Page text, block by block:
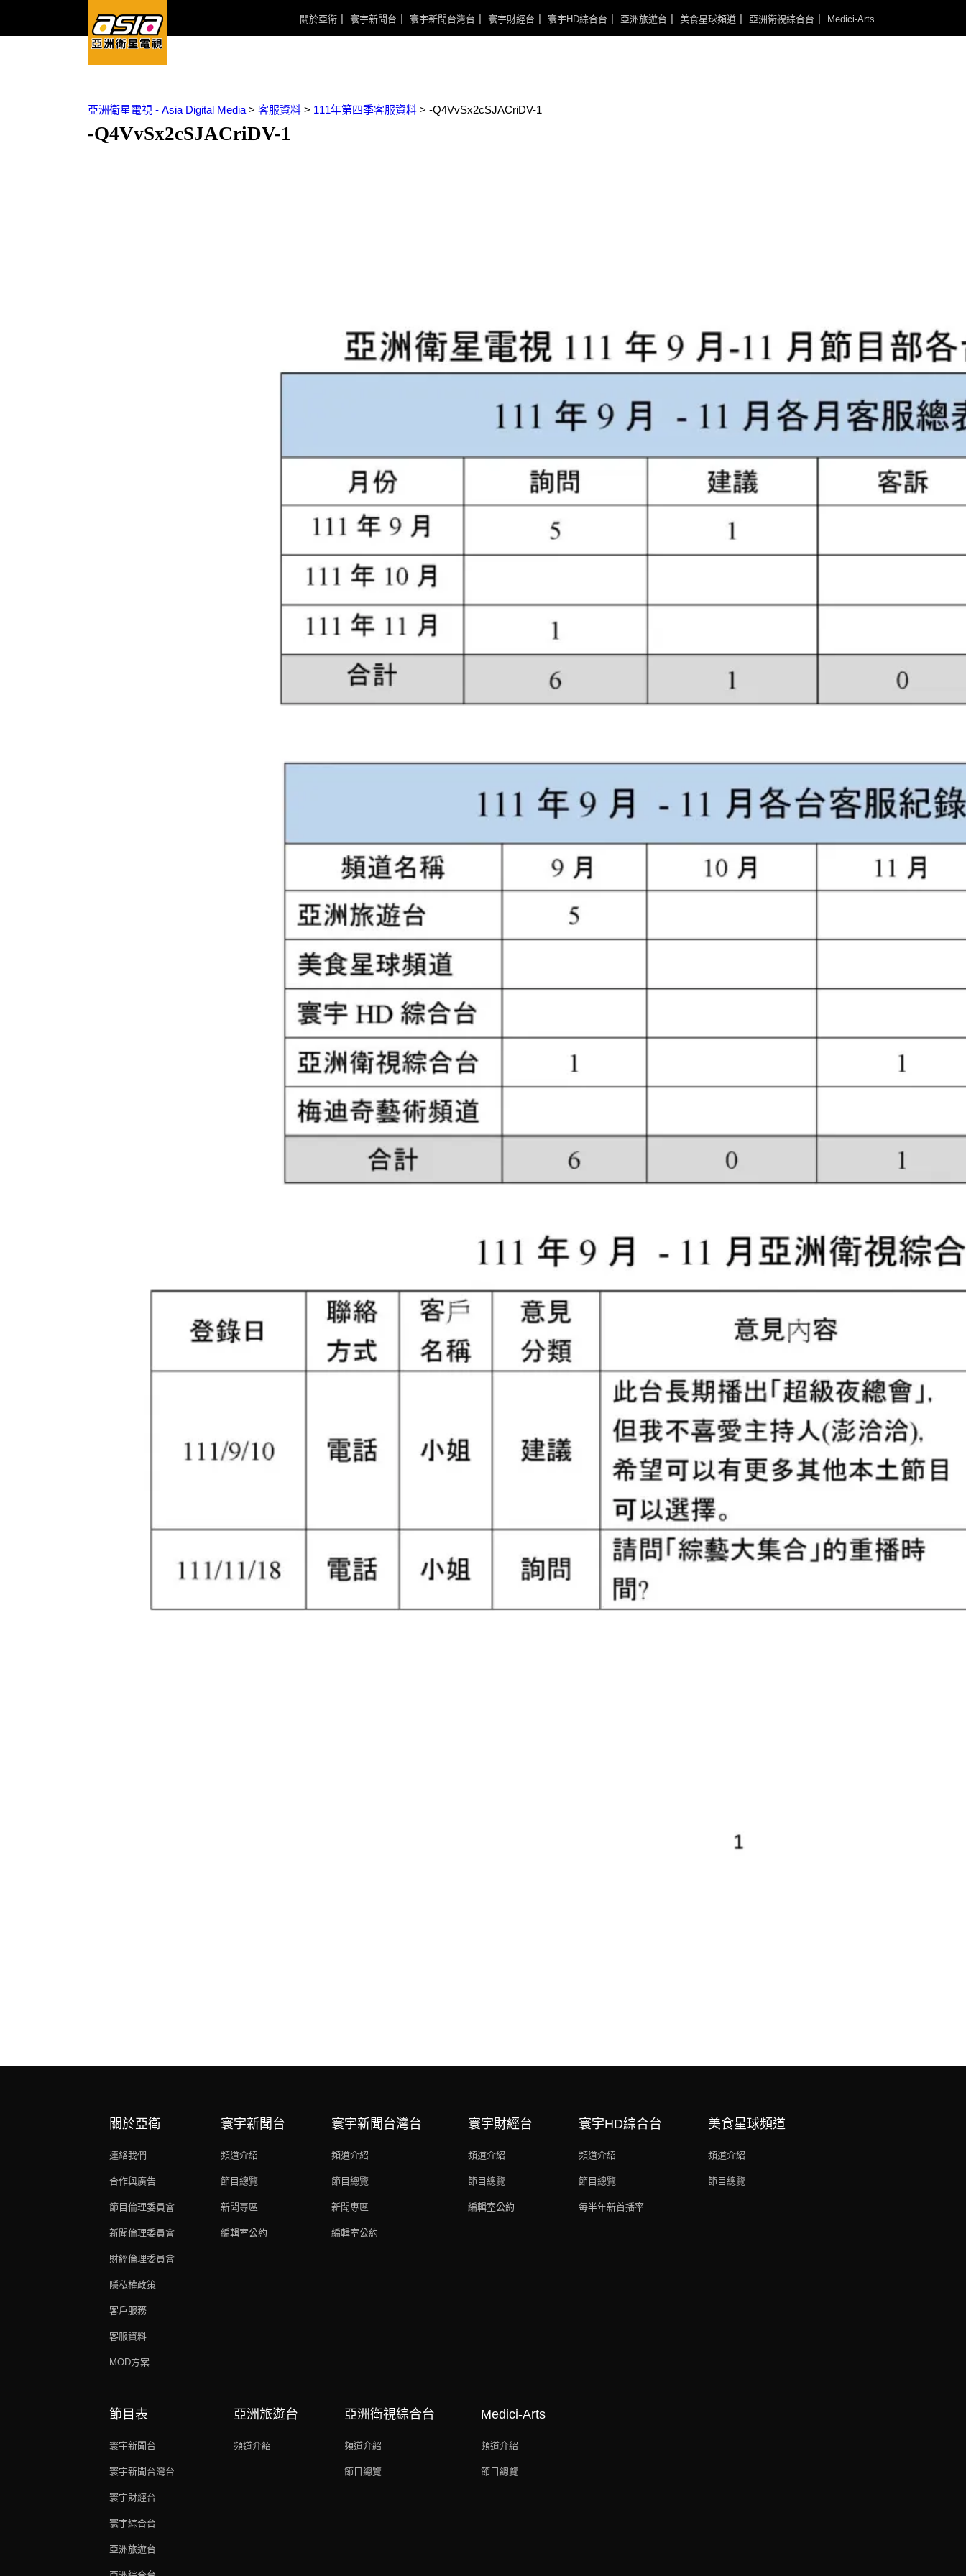
關於亞衛 寰宇新聞台 寰宇新聞台灣台 寰宇財經台 寰宇HD綜合台 亞洲旅遊台 美食星球頻道 亞洲衛視綜合台 Medici-Arts
亞洲衛星電視 - Asia Digital Media > 客服資料 > 111年第四季客服資料 > -Q4VvSx2cSJACriDV-1
-Q4VvSx2cSJACriDV-1
關於亞衛
連絡我們
合作與廣告
節目倫理委員會
新聞倫理委員會
財經倫理委員會
隱私權政策
客戶服務
客服資料
MOD方案
寰宇新聞台
頻道介紹
節目總覽
新聞專區
編輯室公約
寰宇新聞台灣台
頻道介紹
節目總覽
新聞專區
編輯室公約
寰宇財經台
頻道介紹
節目總覽
編輯室公約
寰宇HD綜合台
頻道介紹
節目總覽
每半年新首播率
美食星球頻道
頻道介紹
節目總覽
節目表
寰宇新聞台
寰宇新聞台灣台
寰宇財經台
寰宇綜合台
亞洲旅遊台
亞洲旅遊台
頻道介紹
亞洲衛視綜合台
頻道介紹
節目總覽
Medici-Arts
頻道介紹
節目總覽